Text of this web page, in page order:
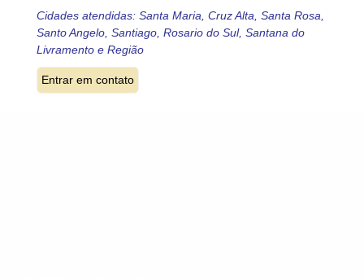
Cidades atendidas: Santa Maria, Cruz Alta, Santa Rosa,
Santo Angelo, Santiago, Rosario do Sul, Santana do
Livramento e Região